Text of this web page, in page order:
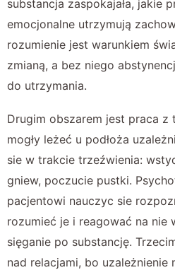
substancja zaspokajała, jakie
emocjonalne utrzymują
rozumienie jest warunkiem
zmianą, a bez niego
do utrzymania.
Drugim obszarem jest praca
mogły leżeć u podłoża
sie w trakcie trzeźwienia:
gniew, poczucie pustki.
pacjentowi nauczyc sie
rozumieć je i reagować na nie
sięganie po substancję.
nad relacjami, bo uzależnienie